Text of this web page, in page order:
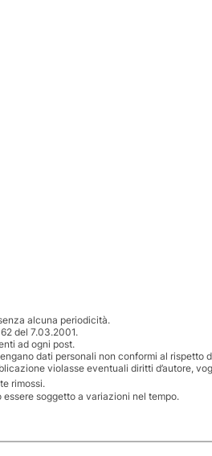
alcuna periodicità.
del 7.03.2001.
ad ogni post.
dati personali non conformi al rispetto
violasse eventuali diritti d’autore,
rimossi.
soggetto a variazioni nel tempo.